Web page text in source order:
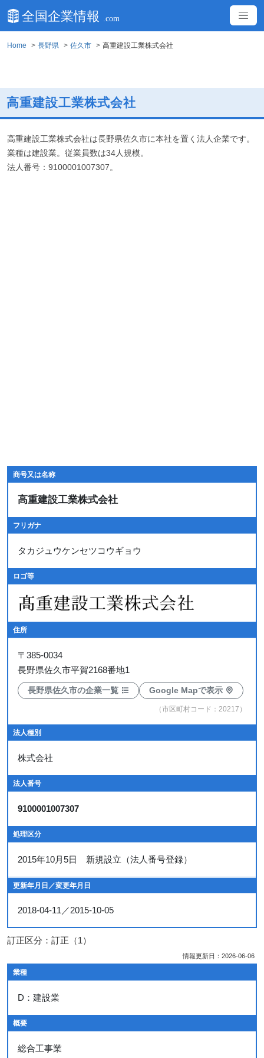
Home 長野県 佐久市 高重建設工業株式会社
高重建設工業株式会社
高重建設工業株式会社は長野県佐久市に本社を置く法人企業です。
業種は建設業。従業員数は34人規模。
法人番号：9100001007307。
商号又は名称
高重建設工業株式会社
フリガナ
タカジュウケンセツコウギョウ
ロゴ等
住所
〒 385-0034
長野県佐久市平賀2168番地1
長野県佐久市の企業一覧 Google Mapで表示
（市区町村コード：20217）
法人種別
株式会社
法人番号
9100001007307
処理区分
2015年10月5日 新規設立（法人番号登録）
更新年月日／変更年月日
2018-04-11／2015-10-05
訂正区分：訂正（1）
情報更新日：2026-06-06
業種
D：建設業
概要
総合工事業